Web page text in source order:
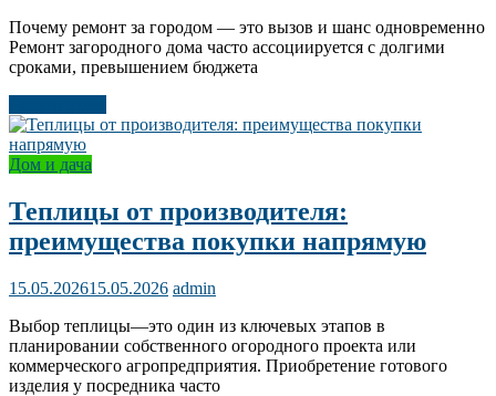
Почему ремонт за городом — это вызов и шанс одновременно
Ремонт загородного дома часто ассоциируется с долгими
сроками, превышением бюджета
Дом и дача
Теплицы от производителя:
преимущества покупки напрямую
15.05.202615.05.2026 admin
Выбор теплицы—это один из ключевых этапов в
планировании собственного огородного проекта или
коммерческого агропредприятия. Приобретение готового
изделия у посредника часто